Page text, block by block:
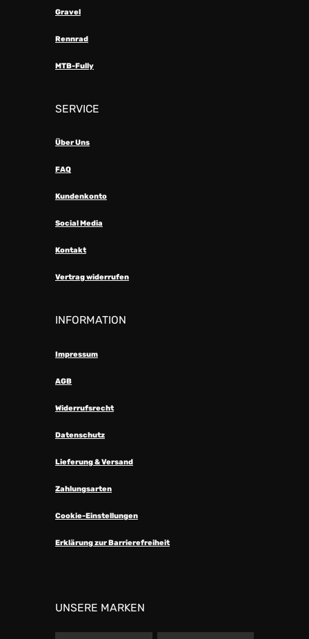
Gravel
Rennrad
MTB-Fully
SERVICE
Über Uns
FAQ
Kundenkonto
Social Media
Kontakt
Vertrag widerrufen
INFORMATION
Impressum
AGB
Widerrufsrecht
Datenschutz
Lieferung & Versand
Zahlungsarten
Cookie-Einstellungen
Erklärung zur Barrierefreiheit
UNSERE MARKEN